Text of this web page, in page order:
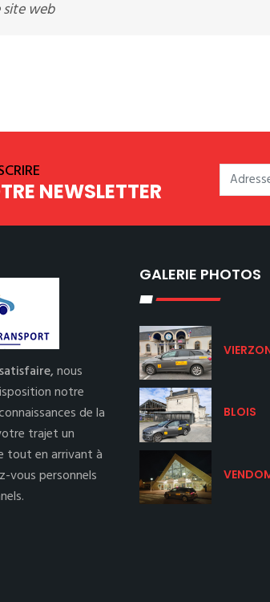
web
NEWSLETTER
nous
notre
de la
trajet un
tout en arrivant à
vous personnels
GALERIE PHOTOS
BLOIS